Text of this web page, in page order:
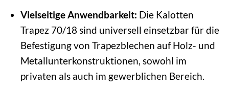
Vielseitige Anwendbarkeit: Die Kalotten
Trapez 70/18 sind universell einsetzbar für die
Befestigung von Trapezblechen auf Holz- und
Metallunterkonstruktionen, sowohl im
privaten als auch im gewerblichen Bereich.